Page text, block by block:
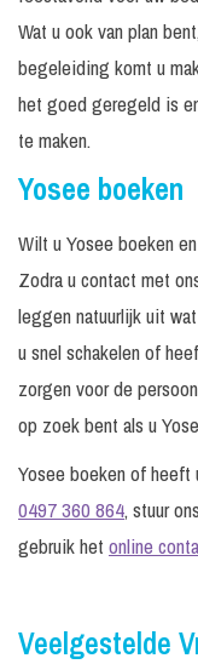
Wat u ook van plan
begeleiding komt u
het goed geregeld is
te maken.
Yosee boeken
Wilt u Yosee boeken
Zodra u contact met
leggen natuurlijk uit
u snel schakelen of
zorgen voor de
op zoek bent als u
Yosee boeken of heeft
0497 360 864, stuur
gebruik het online
Veelgestelde